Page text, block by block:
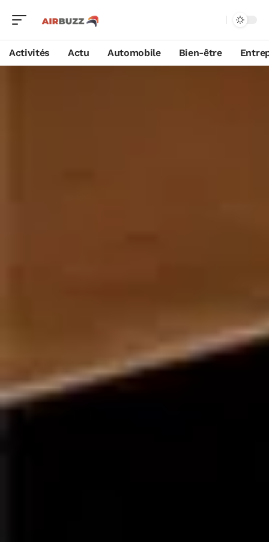
Activités Actu Automobile Bien-être